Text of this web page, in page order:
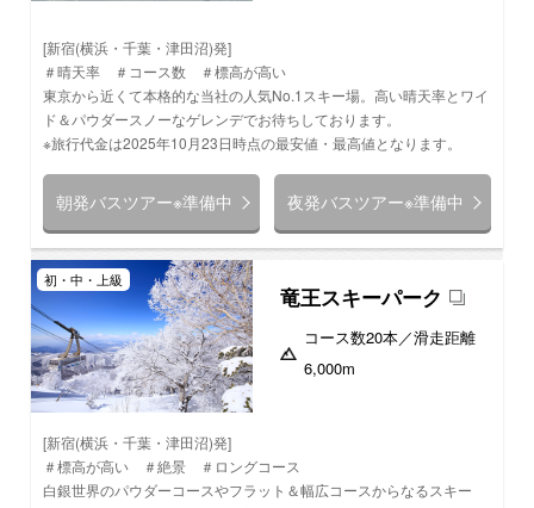
[新宿(横浜・千葉・津田沼)発]
＃晴天率 ＃コース数 ＃標高が高い
東京から近くて本格的な当社の人気No.1スキー場。高い晴天率とワイ
ド＆パウダースノーなゲレンデでお待ちしております。
※旅行代金は2025年10月23日時点の最安値・最高値となります。
朝発バスツアー※準備中 夜発バスツアー※準備中
初・中・上級
竜王スキーパーク
コース数20本／滑走距離
6,000m
[新宿(横浜・千葉・津田沼)発]
＃標高が高い ＃絶景 ＃ロングコース
白銀世界のパウダーコースやフラット＆幅広コースからなるスキー